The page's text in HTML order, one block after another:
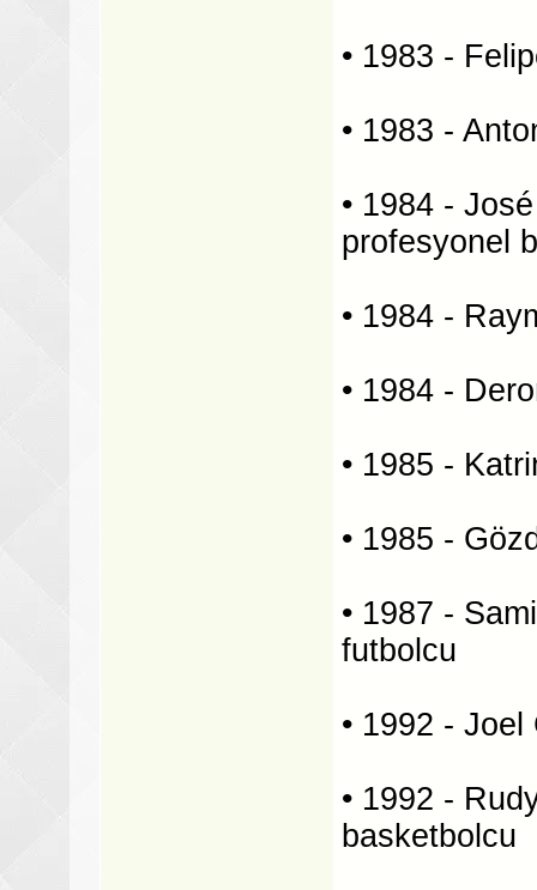
• 1983 -
• 1983 -
• 1984 -
profesyonel
• 1984 -
• 1984 -
• 1985 -
• 1985 -
• 1987 -
futbolcu
• 1992 -
• 1992 -
basketbolcu